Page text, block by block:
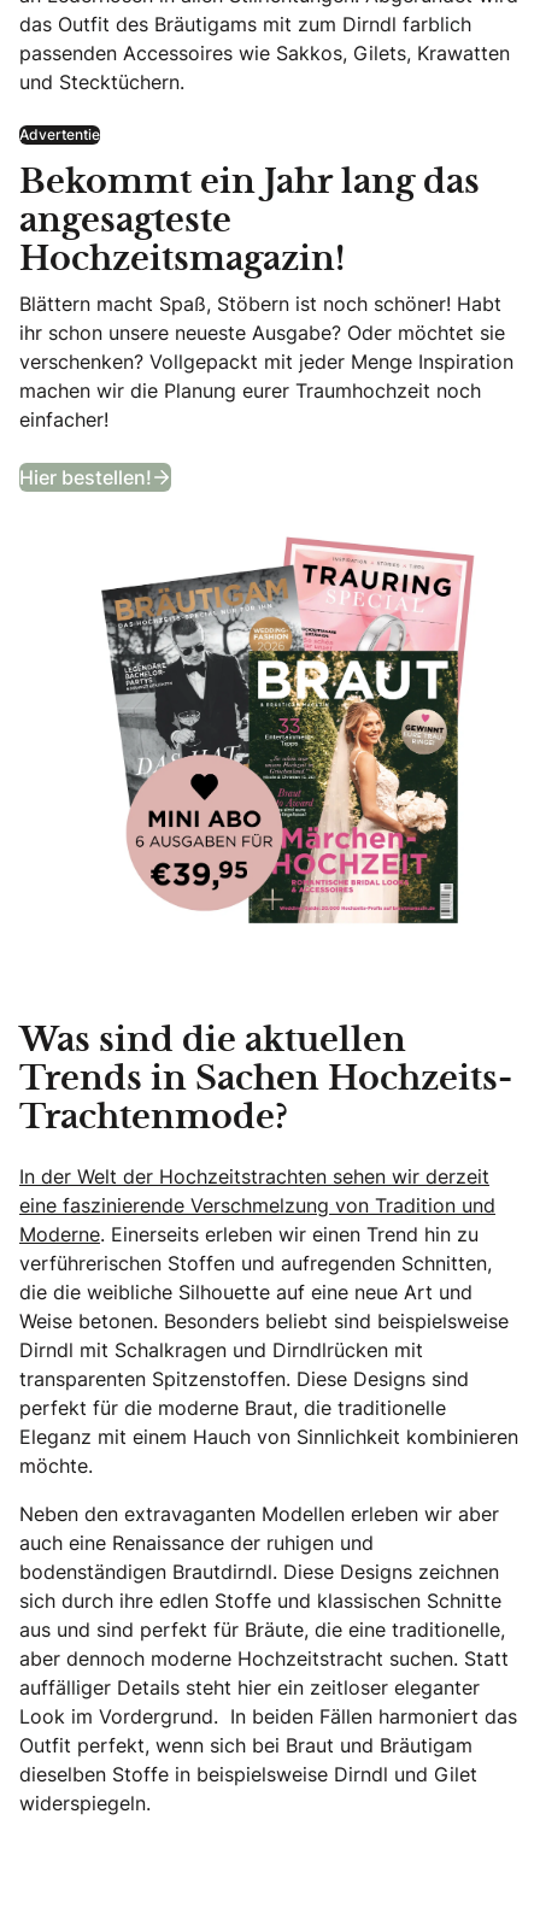
das Outfit des Bräutigams mit zum Dirndl farblich
passenden Accessoires wie Sakkos, Gilets, Krawatten
und Stecktüchern.
Advertentie
Bekommt ein Jahr lang das
angesagteste
Hochzeitsmagazin!
Blättern macht Spaß, Stöbern ist noch schöner! Habt
ihr schon unsere neueste Ausgabe? Oder möchtet sie
verschenken? Vollgepackt mit jeder Menge Inspiration
machen wir die Planung eurer Traumhochzeit noch
einfacher!
Hier bestellen! Bekommt ein Jahr lang das
Was sind die aktuellen
Trends in Sachen Hochzeits-
Trachtenmode?
In der Welt der Hochzeitstrachten sehen wir derzeit
eine faszinierende Verschmelzung von Tradition und
Moderne. Einerseits erleben wir einen Trend hin zu
verführerischen Stoffen und aufregenden Schnitten,
die die weibliche Silhouette auf eine neue Art und
Weise betonen. Besonders beliebt sind beispielsweise
Dirndl mit Schalkragen und Dirndlrücken mit
transparenten Spitzenstoffen. Diese Designs sind
perfekt für die moderne Braut, die traditionelle
Eleganz mit einem Hauch von Sinnlichkeit kombinieren
möchte.
Neben den extravaganten Modellen erleben wir aber
auch eine Renaissance der ruhigen und
bodenständigen Brautdirndl. Diese Designs zeichnen
sich durch ihre edlen Stoffe und klassischen Schnitte
aus und sind perfekt für Bräute, die eine traditionelle,
aber dennoch moderne Hochzeitstracht suchen. Statt
auffälliger Details steht hier ein zeitloser eleganter
Look im Vordergrund. In beiden Fällen harmoniert das
Outfit perfekt, wenn sich bei Braut und Bräutigam
dieselben Stoffe in beispielsweise Dirndl und Gilet
widerspiegeln.